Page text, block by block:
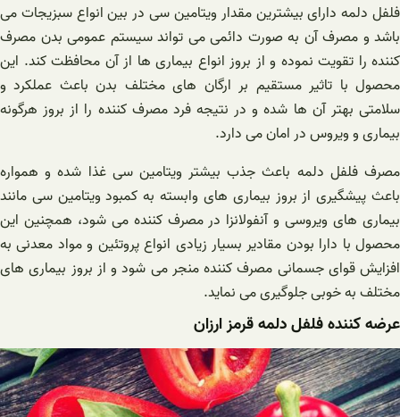
فلفل دلمه دارای بیشترین مقدار ویتامین سی در بین انواع سبزیجات می
باشد و مصرف آن به صورت دائمی می تواند سیستم عمومی بدن مصرف
کننده را تقویت نموده و از بروز انواع بیماری ها از آن محافظت کند. این
محصول با تاثیر مستقیم بر ارگان های مختلف بدن باعث عملکرد و
سلامتی بهتر آن ها شده و در نتیجه فرد مصرف کننده را از بروز هرگونه
بیماری و ویروس در امان می دارد.
مصرف فلفل دلمه باعث جذب بیشتر ویتامین سی غذا شده و همواره
باعث پیشگیری از بروز بیماری های وابسته به کمبود ویتامین سی مانند
بیماری های ویروسی و آنفولانزا در مصرف کننده می شود، همچنین این
محصول با دارا بودن مقادیر بسیار زیادی انواع پروتئین و مواد معدنی به
افزایش قوای جسمانی مصرف کننده منجر می شود و از بروز بیماری های
مختلف به خوبی جلوگیری می نماید.
عرضه کننده فلفل دلمه قرمز ارزان